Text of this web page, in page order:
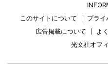
このサイトについて
プライ
広告掲載について
よ
光文社オフ